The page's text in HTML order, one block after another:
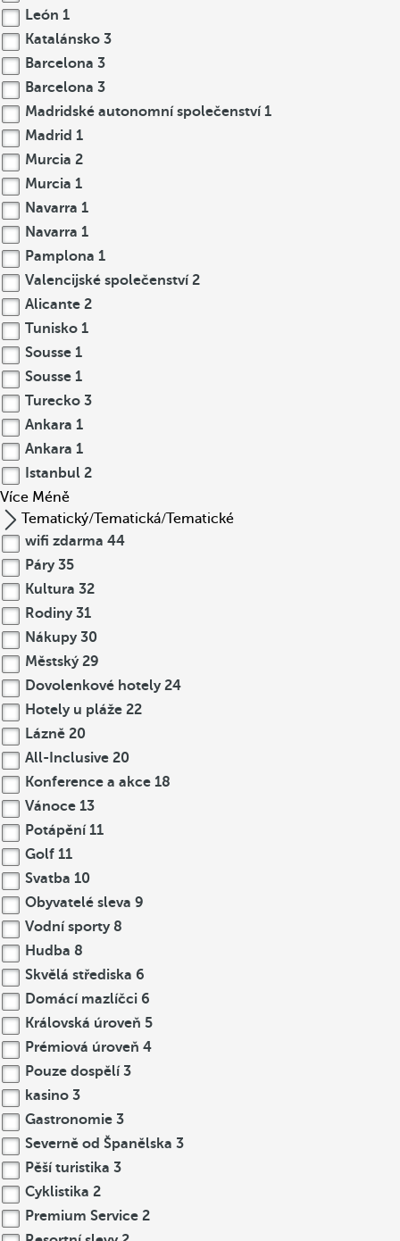
León 1
Katalánsko 3
Barcelona 3
Barcelona 3
Madridské autonomní společenství1
Madrid 1
Murcia 2
Murcia 1
Navarra 1
Navarra 1
Pamplona 1
Valencijské společenství2
Alicante 2
Tunisko 1
Sousse 1
Sousse 1
Turecko 3
Ankara 1
Ankara 1
Istanbul 2
Více Méně
Tematický/Tematická/Tematické
wifi zdarma 44
Páry 35
Kultura 32
Rodiny 31
Nákupy 30
Městský 29
Dovolenkové hotely 24
Hotely u pláže 22
Lázně 20
All-Inclusive 20
Konference a akce 18
Vánoce 13
Potápění11
Golf 11
Svatba 10
Obyvatelé sleva 9
Vodní sporty 8
Hudba 8
Skvělá střediska 6
Domácí mazlíčci 6
Královská úroveň 5
Prémiová úroveň 4
Pouze dospělí3
kasino 3
Gastronomie 3
Severně od Španělska 3
Pěší turistika 3
Cyklistika 2
Premium Service 2